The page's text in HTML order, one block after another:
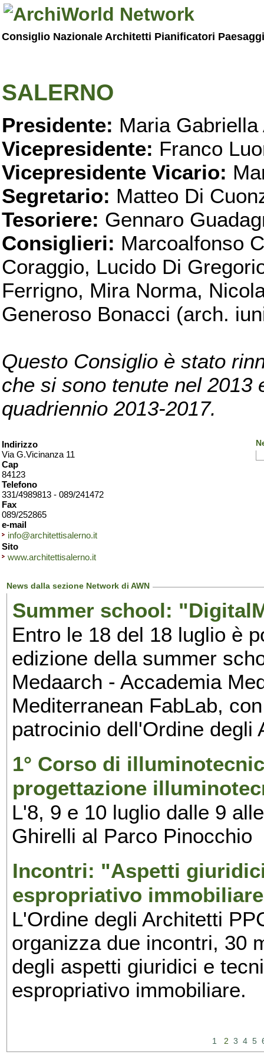
Consiglio Nazionale Architetti Pianificatori
SALERNO
Presidente: Maria Gabriella
Vicepresidente: Franco
Vicepresidente Vicario:
Segretario: Matteo Di
Tesoriere: Gennaro
Consiglieri: Marcoalfonso
Coraggio, Lucido Di
Ferrigno, Mira Norma,
Generoso Bonacci (arch.
Questo Consiglio è stato
che si sono tenute nel 2013
quadriennio 2013-2017.
Indirizzo
Via G.Vicinanza 11
Cap
84123
Telefono
331/4989813 - 089/241472
Fax
089/252865
e-mail
info@architettisalerno.it
Sito
www.architettisalerno.it
News dalla sezione Network di AWN
Summer school:
Entro le 18 del 18 luglio è
edizione della summer
Medaarch - Accademia
Mediterranean FabLab,
patrocinio dell'Ordine degli
1° Corso di
progettazione
L'8, 9 e 10 luglio dalle 9
Ghirelli al Parco Pinocchio
Incontri: "Aspetti
espropriativo
L'Ordine degli Architetti
organizza due incontri, 30
degli aspetti giuridici e
espropriativo immobiliare.
1 2 3 4 5